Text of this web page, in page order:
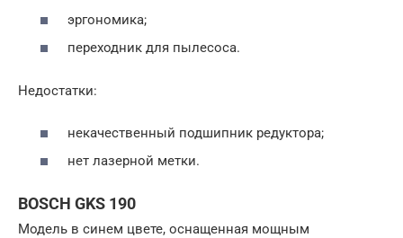
эргономика;
переходник для пылесоса.
Недостатки:
некачественный подшипник редуктора;
нет лазерной метки.
BOSCH GKS 190
Модель в синем цвете, оснащенная мощным